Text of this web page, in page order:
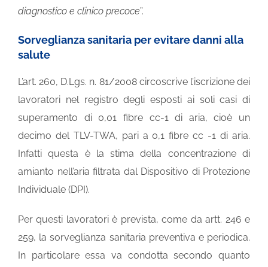
diagnostico e clinico precoce”.
Sorveglianza sanitaria per evitare danni alla
salute
L’art. 260, D.Lgs. n. 81/2008 circoscrive l’iscrizione dei
lavoratori nel registro degli esposti ai soli casi di
superamento di 0,01 fibre cc-1 di aria, cioè un
decimo del TLV-TWA, pari a 0,1 fibre cc -1 di aria.
Infatti questa è la stima della concentrazione di
amianto nell’aria filtrata dal Dispositivo di Protezione
Individuale (DPI).
Per questi lavoratori è prevista, come da artt. 246 e
259, la sorveglianza sanitaria preventiva e periodica.
In particolare essa va condotta secondo quanto